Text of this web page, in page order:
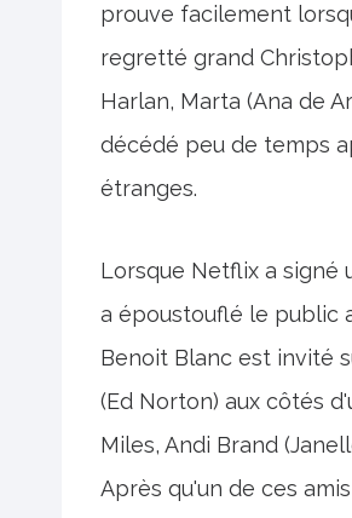
prouve facilement
regretté grand
Harlan, Marta (Ana de
décédé peu de temps
étranges.
Lorsque Netflix a signé
a époustouflé le public
Benoit Blanc est invité
(Ed Norton) aux côtés
Miles, Andi Brand
Après qu'un de ces